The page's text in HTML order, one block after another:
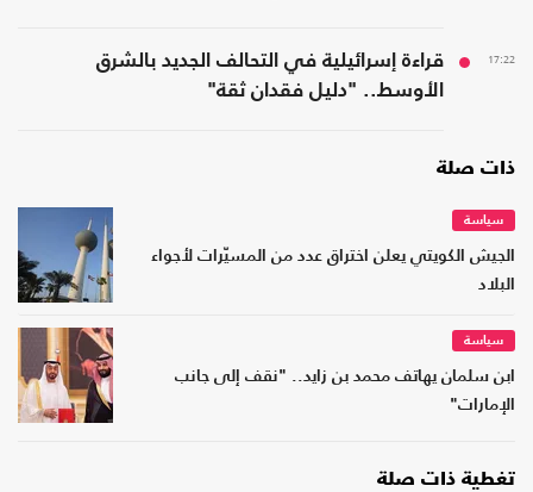
17:22
قراءة إسرائيلية في التحالف الجديد بالشرق
الأوسط.. "دليل فقدان ثقة"
ذات صلة
سياسة
الجيش الكويتي يعلن اختراق عدد من المسيّرات لأجواء
البلاد
سياسة
ابن سلمان يهاتف محمد بن زايد.. "نقف إلى جانب
الإمارات"
تغطية ذات صلة